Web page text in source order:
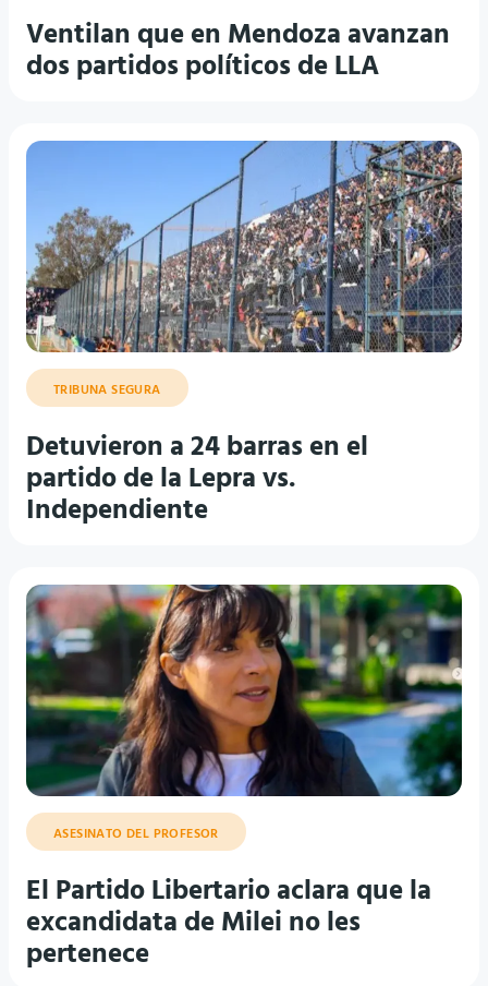
Ventilan que en Mendoza avanzan
dos partidos políticos de LLA
TRIBUNA SEGURA
Detuvieron a 24 barras en el
partido de la Lepra vs.
Independiente
ASESINATO DEL PROFESOR
El Partido Libertario aclara que la
excandidata de Milei no les
pertenece